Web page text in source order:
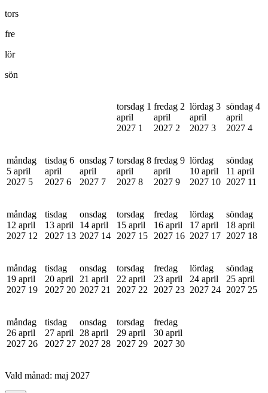
tors
fre
lör
sön
torsdag 1
april
2027 1
fredag 2
april
2027 2
lördag 3
april
2027 3
söndag 4
april
2027 4
måndag
5 april
2027 5
tisdag 6
april
2027 6
onsdag 7
april
2027 7
torsdag 8
april
2027 8
fredag 9
april
2027 9
lördag
10 april
2027 10
söndag
11 april
2027 11
måndag
12 april
2027 12
tisdag
13 april
2027 13
onsdag
14 april
2027 14
torsdag
15 april
2027 15
fredag
16 april
2027 16
lördag
17 april
2027 17
söndag
18 april
2027 18
måndag
19 april
2027 19
tisdag
20 april
2027 20
onsdag
21 april
2027 21
torsdag
22 april
2027 22
fredag
23 april
2027 23
lördag
24 april
2027 24
söndag
25 april
2027 25
måndag
26 april
2027 26
tisdag
27 april
2027 27
onsdag
28 april
2027 28
torsdag
29 april
2027 29
fredag
30 april
2027 30
Vald månad: maj 2027